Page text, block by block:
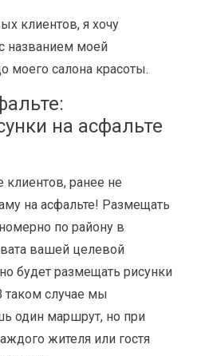
клиентов, я хочу
названием моей
моего салона красоты.
на асфальте
ранее не
на асфальте! Размещать
по району в
вашей целевой
будет размещать рисунки
таком случае мы
один маршрут, но при
жителя или гостя